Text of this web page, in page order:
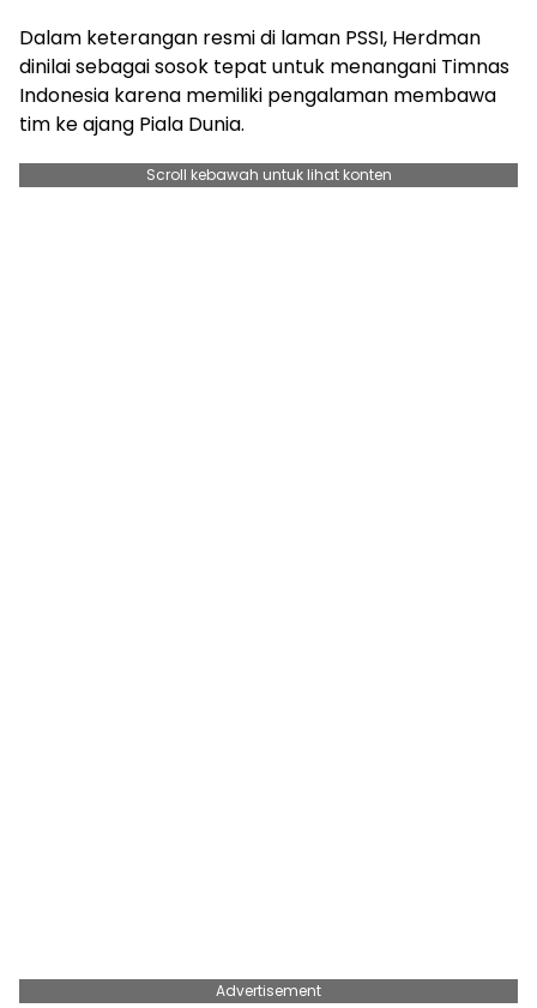
Dalam keterangan resmi di laman PSSI, Herdman
dinilai sebagai sosok tepat untuk menangani Timnas
Indonesia karena memiliki pengalaman membawa
tim ke ajang Piala Dunia.
Scroll kebawah untuk lihat konten
Advertisement